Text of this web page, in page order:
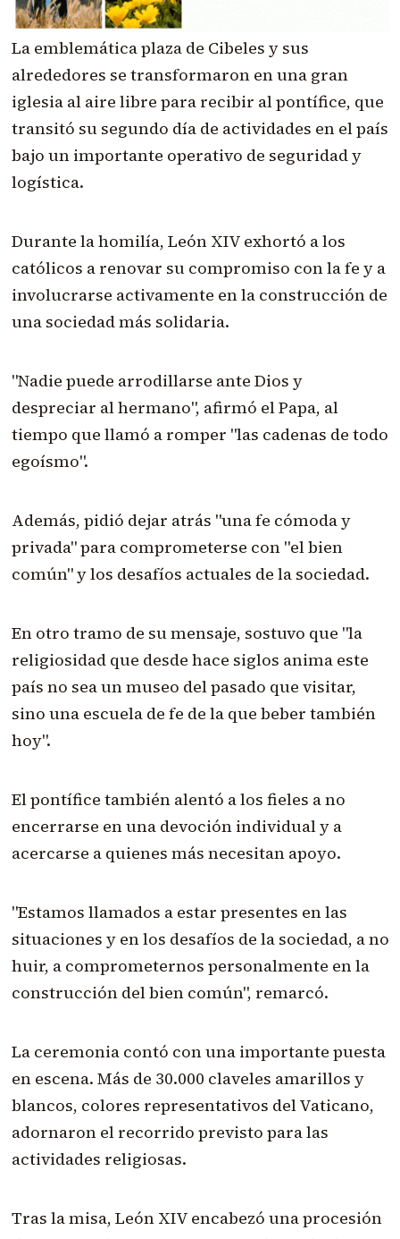
La emblemática plaza de Cibeles y sus
alrededores se transformaron en una gran
iglesia al aire libre para recibir al pontífice, que
transitó su segundo día de actividades en el país
bajo un importante operativo de seguridad y
logística.
Durante la homilía, León XIV exhortó a los
católicos a renovar su compromiso con la fe y a
involucrarse activamente en la construcción de
una sociedad más solidaria.
"Nadie puede arrodillarse ante Dios y
despreciar al hermano", afirmó el Papa, al
tiempo que llamó a romper "las cadenas de todo
egoísmo".
Además, pidió dejar atrás "una fe cómoda y
privada" para comprometerse con "el bien
común" y los desafíos actuales de la sociedad.
En otro tramo de su mensaje, sostuvo que "la
religiosidad que desde hace siglos anima este
país no sea un museo del pasado que visitar,
sino una escuela de fe de la que beber también
hoy".
El pontífice también alentó a los fieles a no
encerrarse en una devoción individual y a
acercarse a quienes más necesitan apoyo.
"Estamos llamados a estar presentes en las
situaciones y en los desafíos de la sociedad, a no
huir, a comprometernos personalmente en la
construcción del bien común", remarcó.
La ceremonia contó con una importante puesta
en escena. Más de 30.000 claveles amarillos y
blancos, colores representativos del Vaticano,
adornaron el recorrido previsto para las
actividades religiosas.
Tras la misa, León XIV encabezó una procesión